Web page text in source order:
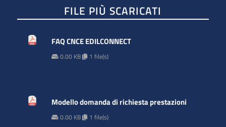
FILE PIÙ SCARICATI
FAQ CNCE EDILCONNECT
0.00 KB 1 file(s)
Modello domanda di richiesta prestazioni
0.00 KB 1 file(s)